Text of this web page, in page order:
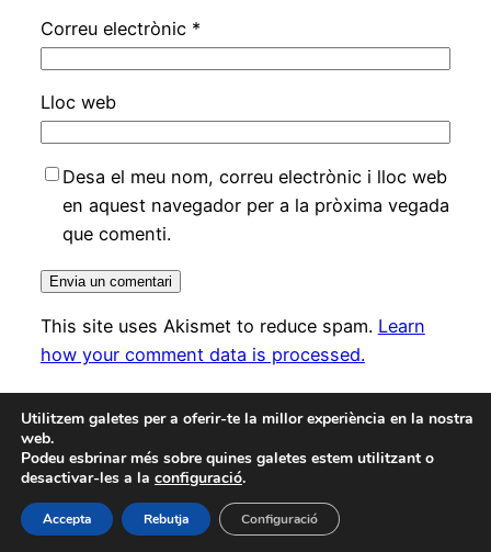
Correu electrònic *
Lloc web
Desa el meu nom, correu electrònic i lloc web
en aquest navegador per a la pròxima vegada
que comenti.
This site uses Akismet to reduce spam. Learn
how your comment data is processed.
Lexduo advocats
Utilitzem galetes per a oferir-te la millor experiència en la nostra
web.
Podeu esbrinar més sobre quines galetes estem utilitzant o
desactivar-les a la configuració.
Accepta Rebutja Configuració